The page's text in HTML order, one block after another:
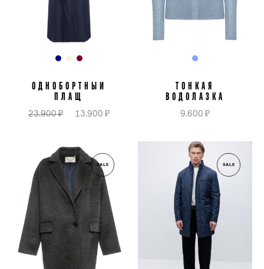
ОДНОБОРТНЫЙ
ПЛАЩ
23.900 ₽ 13.900 ₽
ТОНКАЯ
ВОДОЛАЗКА
9.600 ₽
SALE SALE